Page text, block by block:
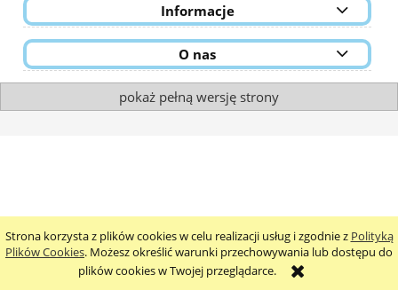
Strona korzysta z plików cookies w celu realizacji usług i zgodnie z Polityką
Plików Cookies. Możesz określić warunki przechowywania lub dostępu do
plików cookies w Twojej przeglądarce.
Informacje
O nas
pokaż pełną wersję strony